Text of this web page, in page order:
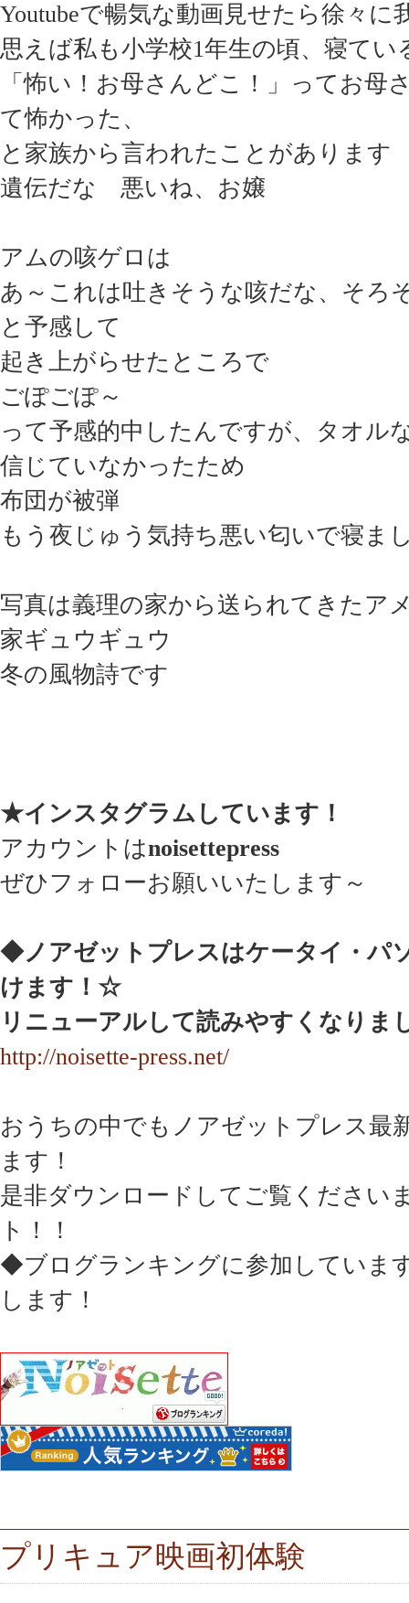
Youtubeで暢気な動画見せたら徐々に
思えば私も小学校1年生の頃、寝てい
「怖い！お母さんどこ！」ってお母
て怖かった、
と家族から言われたことがあります
遺伝だな 悪いね、お嬢
アムの咳ゲロは
あ～これは吐きそうな咳だな、そろ
と予感して
起き上がらせたところで
ごぽごぽ～
って予感的中したんですが、タオル
信じていなかったため
布団が被弾
もう夜じゅう気持ち悪い匂いで寝
写真は義理の家から送られてきたア
家ギュウギュウ
冬の風物詩です
★インスタグラムしています！
アカウントはnoisettepress
ぜひフォローお願いいたします～
◆ノアゼットプレスはケータイ・パ
けます！☆
リニューアルして読みやすくなりま
http://noisette-press.net/
おうちの中でもノアゼットプレス最
ます！
是非ダウンロードしてご覧ください
ト！！
◆ブログランキングに参加していま
します！
プリキュア映画初体験